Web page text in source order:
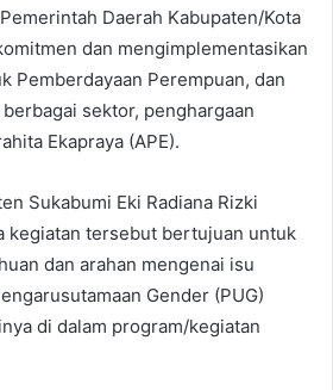
Daerah Kabupaten/Kota
dan mengimplementasikan
Pemberdayaan Perempuan, dan
sektor, penghargaan
Ekapraya (APE).
Sukabumi Eki Radiana Rizki
kegiatan tersebut bertujuan untuk
dan arahan mengenai isu
Gender (PUG)
di dalam program/kegiatan